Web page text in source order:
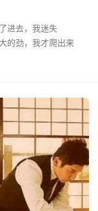
进去，我迷失
的劲，我才爬出来